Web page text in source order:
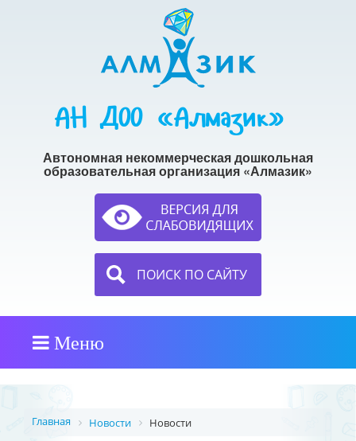
АН ДОО «Алмазик»
Автономная некоммерческая дошкольная
образовательная организация «Алмазик»
ПОИСК ПО САЙТУ
Меню
Главная Новости Новости